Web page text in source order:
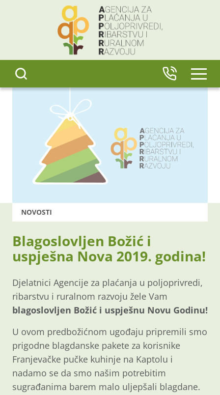
NOVOSTI
Blagoslovljen Božić i
uspješna Nova 2019. godina!
Djelatnici Agencije za plaćanja u poljoprivredi,
ribarstvu i ruralnom razvoju žele Vam
blagoslovljen Božić i uspješnu Novu Godinu!
U ovom predbožićnom ugođaju pripremili smo
prigodne blagdanske pakete za korisnike
Franjevačke pučke kuhinje na Kaptolu i
nadamo se da smo našim potrebitim
sugrađanima barem malo uljepšali blagdane.